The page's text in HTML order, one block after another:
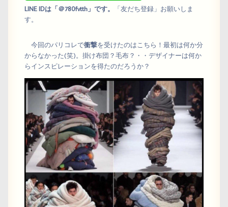
LINE IDは「＠780fvtth」です。
「友だち登録」お願いしま
す。
今回のパリコレで衝撃を受けたのはこちら！最初は何か分
からなかった(笑)。掛け布団？毛布？・・デザイナーは何か
らインスピレーションを得たのだろうか？